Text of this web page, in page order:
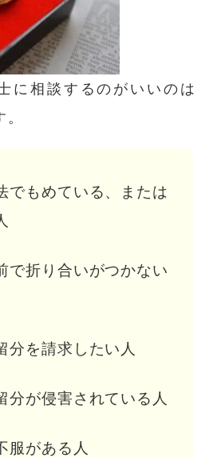
に相談するのがいいのは
でもめている、または
で折り合いがつかない
分を請求したい人
分が侵害されている人
服がある人